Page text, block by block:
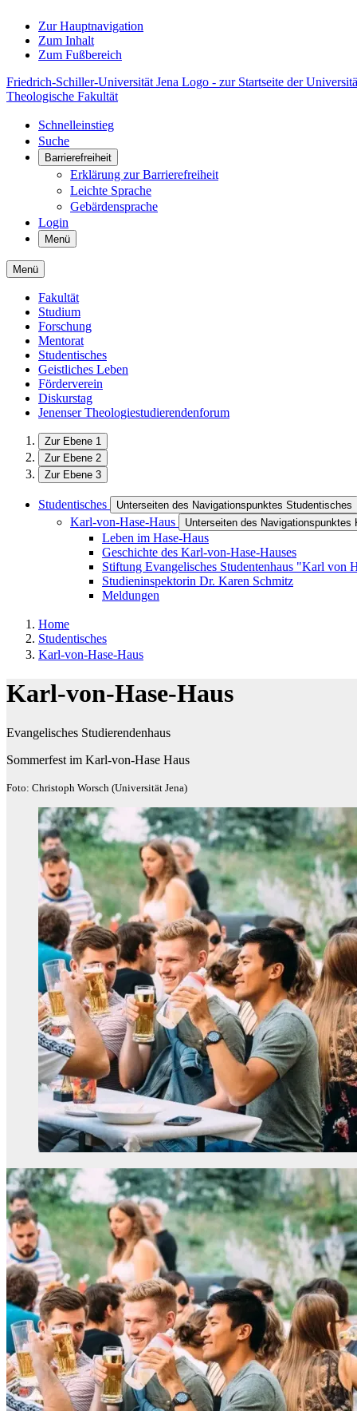
Zur Hauptnavigation
Zum Inhalt
Zum Fußbereich
Friedrich-Schiller-Universität Jena Logo - zur Startseite der
Theologische Fakultät
Schnelleinstieg
Suche
Barrierefreiheit
Erklärung zur Barrierefreiheit
Leichte Sprache
Gebärdensprache
Login
Menü
Menü
Fakultät
Studium
Forschung
Mentorat
Studentisches
Geistliches Leben
Förderverein
Diskurstag
Jenenser Theologiestudierendenforum
Zur Ebene 1
Zur Ebene 2
Zur Ebene 3
Studentisches Unterseiten des Navigationspunktes Studentisches
Karl-von-Hase-Haus Unterseiten des Navigationspunktes
Leben im Hase-Haus
Geschichte des Karl-von-Hase-Hauses
Stiftung Evangelisches Studentenhaus ​"Karl von
Studieninspektorin Dr. Karen Schmitz
Meldungen
Home
Studentisches
Karl-von-Hase-Haus
Karl-von-Hase-Haus
Evangelisches Studierendenhaus
Sommerfest im Karl-von-Hase Haus
Foto: Christoph Worsch (Universität Jena)